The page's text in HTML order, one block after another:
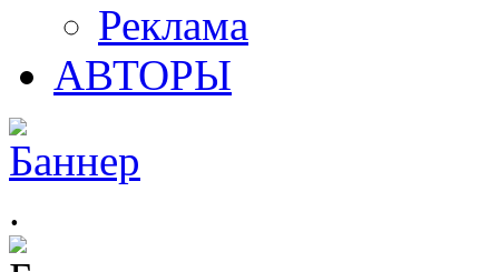
Реклама
АВТОРЫ
.